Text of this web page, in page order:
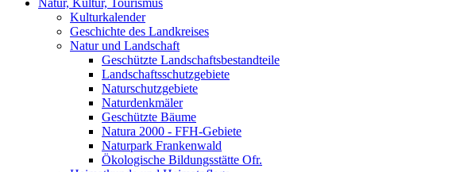
Natur, Kultur, Tourismus
Kulturkalender
Geschichte des Landkreises
Natur und Landschaft
Geschützte Landschaftsbestandteile
Landschaftsschutzgebiete
Naturschutzgebiete
Naturdenkmäler
Geschützte Bäume
Natura 2000 - FFH-Gebiete
Naturpark Frankenwald
Ökologische Bildungsstätte Ofr.